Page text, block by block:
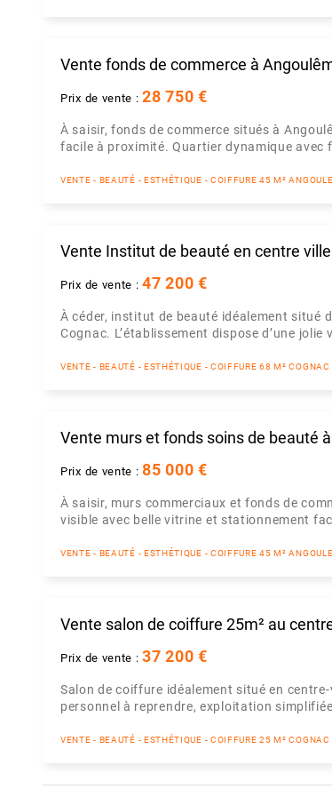
Vente fonds de commerce à
Prix de vente :28 750 €
À saisir, fonds de commerce situés à
facile à proximité. Quartier dynamique
VENTE - BEAUTÉ - ESTHÉTIQUE - COIFFURE 45 M²
Vente Institut de beauté en centre
Prix de vente :47 200 €
À céder, institut de beauté idéalement situé
Cognac. L’établissement dispose d’une
VENTE - BEAUTÉ - ESTHÉTIQUE - COIFFURE 68 M² COGNAC
Vente murs et fonds soins de beauté
Prix de vente :85 000 €
À saisir, murs commerciaux et fonds de
visible avec belle vitrine et stationnement
VENTE - BEAUTÉ - ESTHÉTIQUE - COIFFURE 45 M²
Vente salon de coiffure 25m² au
Prix de vente :37 200 €
Salon de coiffure idéalement situé en
personnel à reprendre, exploitation
VENTE - BEAUTÉ - ESTHÉTIQUE - COIFFURE 25 M² COGNAC